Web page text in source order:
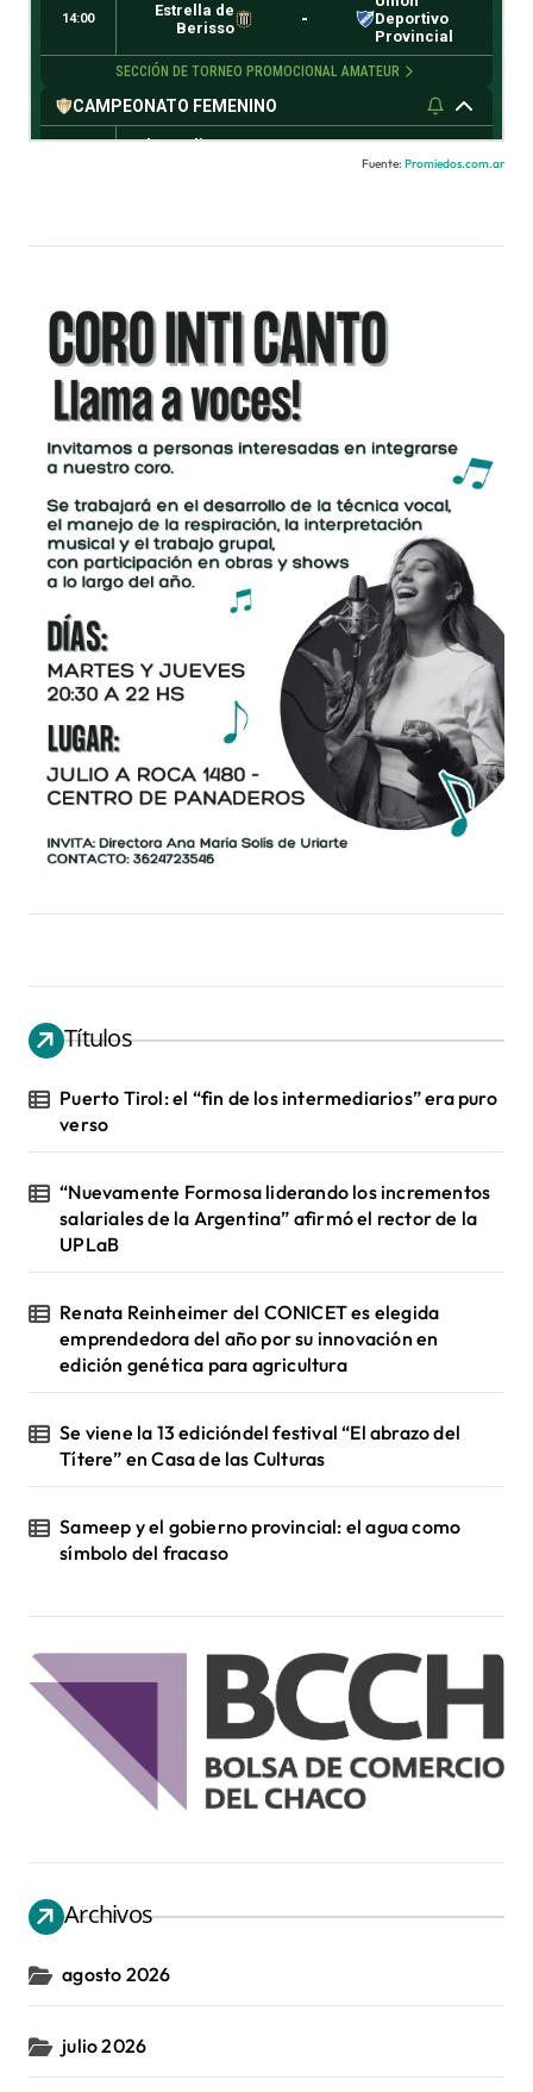
Fuente: Promiedos.com.ar
Títulos
Puerto Tirol: el “fin de los intermediarios” era puro
verso
“Nuevamente Formosa liderando los incrementos
salariales de la Argentina” afirmó el rector de la
UPLaB
Renata Reinheimer del CONICET es elegida
emprendedora del año por su innovación en
edición genética para agricultura
Se viene la 13 edicióndel festival “El abrazo del
Títere” en Casa de las Culturas
Sameep y el gobierno provincial: el agua como
símbolo del fracaso
Archivos
agosto 2026
julio 2026